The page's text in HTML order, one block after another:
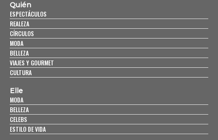
Quién
ESPECTÁCULOS
REALEZA
CÍRCULOS
MODA
BELLEZA
VIAJES Y GOURMET
CULTURA
Elle
MODA
BELLEZA
CELEBS
ESTILO DE VIDA